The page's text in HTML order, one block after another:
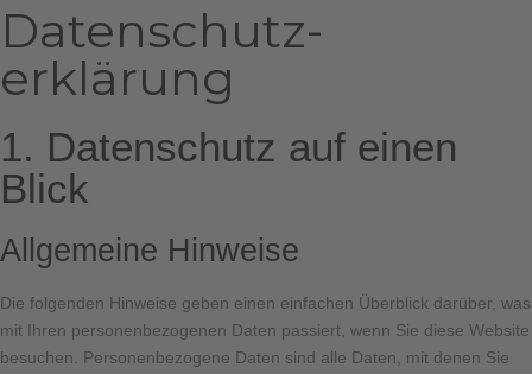
Datenschutz­
erklärung
1. Datenschutz auf einen
Blick
Allgemeine Hinweise
Die folgenden Hinweise geben einen einfachen Überblick darüber, was
mit Ihren personenbezogenen Daten passiert, wenn Sie diese Website
besuchen. Personenbezogene Daten sind alle Daten, mit denen Sie